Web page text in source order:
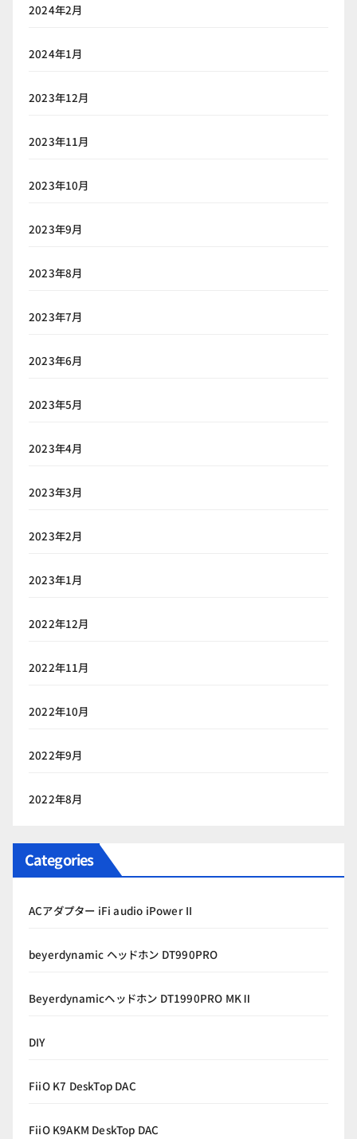
2024年2月
2024年1月
2023年12月
2023年11月
2023年10月
2023年9月
2023年8月
2023年7月
2023年6月
2023年5月
2023年4月
2023年3月
2023年2月
2023年1月
2022年12月
2022年11月
2022年10月
2022年9月
2022年8月
Categories
ACアダプター iFi audio iPower II
beyerdynamic ヘッドホン DT990PRO
Beyerdynamicヘッドホン DT1990PRO MKⅡ
DIY
FiiO K7 DeskTop DAC
FiiO K9AKM DeskTop DAC